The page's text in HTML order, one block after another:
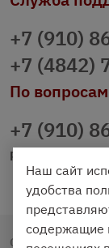
+7 (910)
+7 (4842)
По
+7 (910)
Copyright © 2020 -
Наш сайт
удобства
содержащие